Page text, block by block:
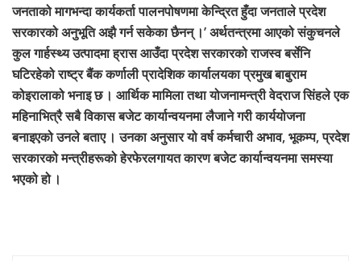
जनताको मागभन्दा कार्यकर्ता पालनपोषणमा केन्द्रित हुँदा जनताले प्रदेश
सरकारको अनुभूति अझै गर्न सकेका छैनन् ।’ अर्थतन्त्रमा आएको संकुचनले
कुल गार्हस्थ्य उत्पादमा ह्रास आउँदा प्रदेश सरकारको राजस्व बर्सेनि
घटिरहेको राष्ट्र बैंक कर्णाली प्रादेशिक कार्यालयका प्रमुख बाबुराम
कोइरालाको भनाइ छ । आर्थिक मामिला तथा योजनामन्त्री वेदराज सिंहले एक
महिनाभित्रै सबै विकास बजेट कार्यान्वयनमा लैजाने गरी कार्ययोजना
बनाइएको उनले बताए । उनका अनुसार यो वर्ष कर्मचारी अभाव, भूकम्प, प्रदेश
सरकारको मन्त्रीहरूको हेरफेरलगायत कारण बजेट कार्यान्वयनमा समस्या
भएको हो ।